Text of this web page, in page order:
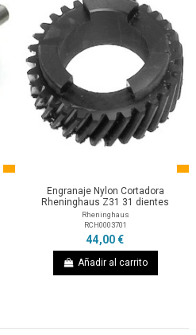
Engranaje Nylon Cortadora
Rheninghaus Z31 31 dientes
Rheninghaus
RCH0003701
44,00 €
Añadir al carrito